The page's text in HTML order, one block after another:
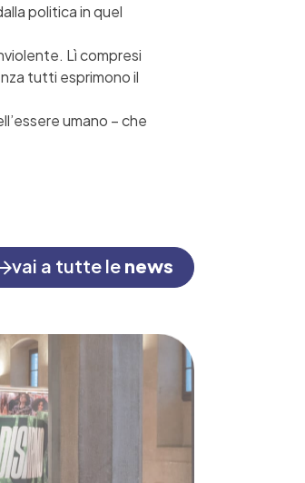
politica in quel
Lì compresi
tutti esprimono il
umano – che
vai a tutte le news